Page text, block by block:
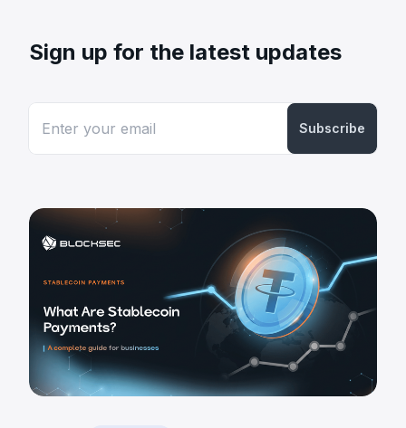
Sign up for the latest updates
Subscribe